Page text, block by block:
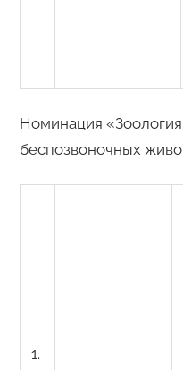
Номинация «Зоология
беспозвоночных
1.